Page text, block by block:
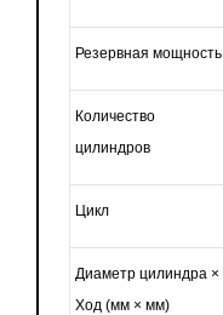
Резервная мощность
Количество
цилиндров
Цикл
Диаметр цилиндра ×
Ход (мм × мм)